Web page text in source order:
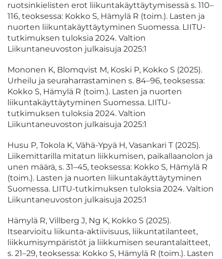
ruotsinkielisten erot liikuntakäyttäytymisessä s. 110–
116, teoksessa: Kokko S, Hämylä R (toim.). Lasten ja
nuorten liikuntakäyttäytyminen Suomessa. LIITU-
tutkimuksen tuloksia 2024. Valtion
Liikuntaneuvoston julkaisuja 2025:1
Mononen K, Blomqvist M, Koski P, Kokko S (2025).
Urheilu ja seuraharrastaminen s. 84–96, teoksessa:
Kokko S, Hämylä R (toim.). Lasten ja nuorten
liikuntakäyttäytyminen Suomessa. LIITU-
tutkimuksen tuloksia 2024. Valtion
Liikuntaneuvoston julkaisuja 2025:1
Husu P, Tokola K, Vähä-Ypyä H, Vasankari T (2025).
Liikemittarilla mitatun liikkumisen, paikallaanolon ja
unen määrä, s. 31–45, teoksessa: Kokko S, Hämylä R
(toim.). Lasten ja nuorten liikuntakäyttäytyminen
Suomessa. LIITU-tutkimuksen tuloksia 2024. Valtion
Liikuntaneuvoston julkaisuja 2025:1
Hämylä R, Villberg J, Ng K, Kokko S (2025).
Itsearvioitu liikunta-aktiivisuus, liikuntatilanteet,
liikkumisympäristöt ja liikkumisen seurantalaitteet,
s. 21–29, teoksessa: Kokko S, Hämylä R (toim.). Lasten